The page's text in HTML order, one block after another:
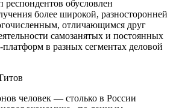
обусловлен
более широкой, разносторонней
отличающимся друг
самозанятых и постоянных
платформ в разных сегментах деловой
человек — столько в России